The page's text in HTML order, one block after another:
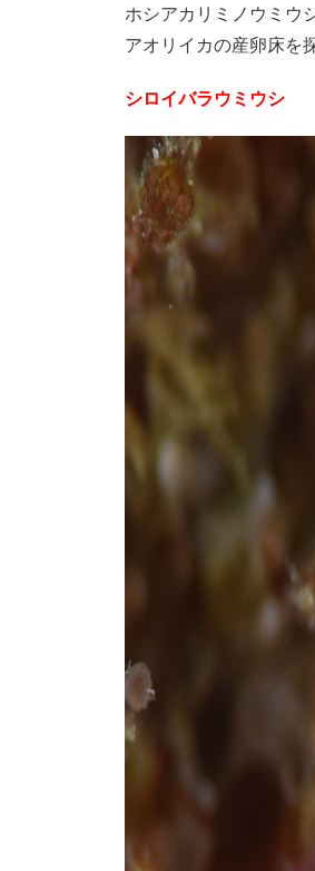
ホシアカリミノウミウ
アオリイカの産卵床を
シロイバラウミウシ